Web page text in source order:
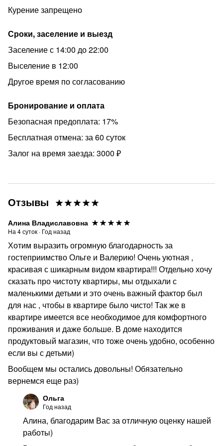
Если у вас есть вопросы или вы пока не уверены в
сообщения — с радостью все расскажу и помогу
определиться! Это позволит избежать отмен и
сохранить доступность объявления. Спасибо за
понимание!
Свободные даты быстро разбирают – не упустите
✨ Забронируйте сейчас и подарите себе отдых в Сочи!
Курение запрещено
Сроки, заселение и выезд
Заселение с 14:00 до 22:00
Выселение в 12:00
Другое время по согласованию
Бронирование и оплата
Безопасная предоплата: 17%
Бесплатная отмена: за 60 суток
Залог на время заезда: 3000 ₽
Отзывы
Алина Владиславовна
На 4суток · Год назад
Хотим выразить огромную благодарность за
гостеприимство Ольге и Валерию! Очень уютная ,
красивая с шикарным видом квартира!!! Отдельно хочу
сказать про чистоту квартиры, мы отдыхали с
маленькими детьми и это очень важный фактор был
для нас , чтобы в квартире было чисто! Так же в
квартире имеется все необходимое для комфортного
проживания и даже больше. В доме находится
продуктовый магазин, что тоже очень удобно, особенно
если вы с детьми)
Вообщем мы остались довольны! Обязательно
вернемся еще раз)
Ольга
Год назад
Алина, благодарим Вас за отличную оценку нашей
работы)